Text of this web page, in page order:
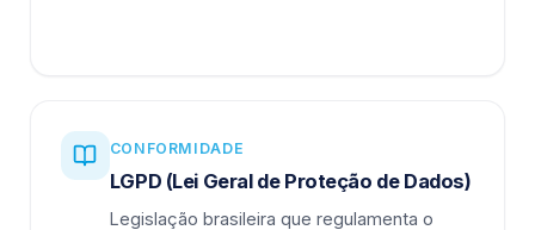
CONFORMIDADE
LGPD (Lei Geral de Proteção de Dados)
Legislação brasileira que regulamenta o